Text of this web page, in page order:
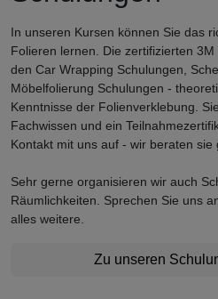
In unseren Kursen können Sie das
Folieren lernen. Die zertifizierten
den Car Wrapping Schulungen,
Möbelfolierung Schulungen -
Kenntnisse der Folienverklebung.
Fachwissen und ein
Kontakt mit uns auf - wir beraten sie
Sehr gerne organisieren wir auch
Räumlichkeiten. Sprechen Sie uns
alles weitere.
Zu unseren